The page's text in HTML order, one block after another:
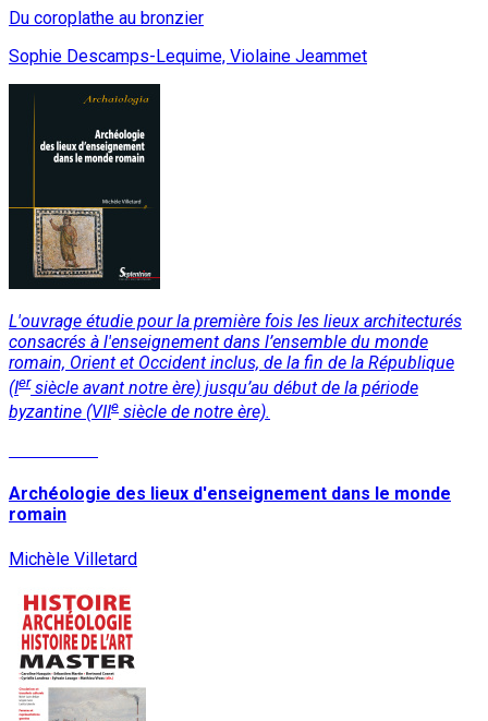
Du coroplathe au bronzier
Sophie Descamps-Lequime, Violaine Jeammet
L'ouvrage étudie pour la première fois les lieux architecturés
consacrés à l'enseignement dans l’ensemble du monde
romain, Orient et Occident inclus, de la fin de la République
(Iersiècle avant notre ère) jusqu’au début de la période
byzantine (VIIe siècle de notre ère).
Archéologie des lieux d'enseignement dans le monde
romain
Michèle Villetard